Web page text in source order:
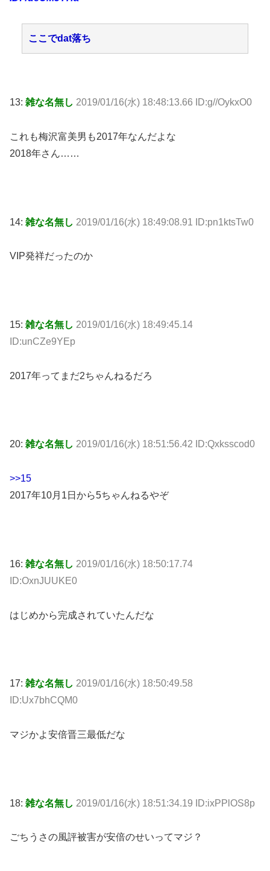
ここでdat落ち
13: 雑な名無し 2019/01/16(水) 18:48:13.66 ID:g//OykxO0
これも梅沢富美男も2017年なんだよな
2018年さん……
14: 雑な名無し 2019/01/16(水) 18:49:08.91 ID:pn1ktsTw0
VIP発祥だったのか
15: 雑な名無し 2019/01/16(水) 18:49:45.14
ID:unCZe9YEp
2017年ってまだ2ちゃんねるだろ
20: 雑な名無し 2019/01/16(水) 18:51:56.42 ID:Qxksscod0
>>15
2017年10月1日から5ちゃんねるやぞ
16: 雑な名無し 2019/01/16(水) 18:50:17.74
ID:OxnJUUKE0
はじめから完成されていたんだな
17: 雑な名無し 2019/01/16(水) 18:50:49.58
ID:Ux7bhCQM0
マジかよ安倍晋三最低だな
18: 雑な名無し 2019/01/16(水) 18:51:34.19 ID:ixPPlOS8p
ごちうさの風評被害が安倍のせいってマジ？